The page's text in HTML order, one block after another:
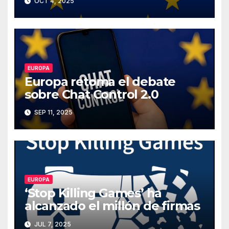
EUROPA
Europa retoma el debate
sobre Chat Control 2.0
SEP 11, 2025
EUROPA
‘Stop Killing Games’ ha
alcanzado el millón de firmas
JUL 7, 2025